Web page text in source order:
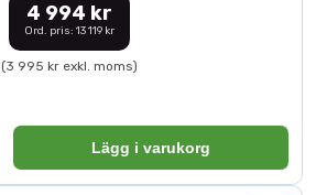
4 994 kr
Ord. pris: 13 119 kr
(3 995 kr exkl. moms)
Lägg i varukorg